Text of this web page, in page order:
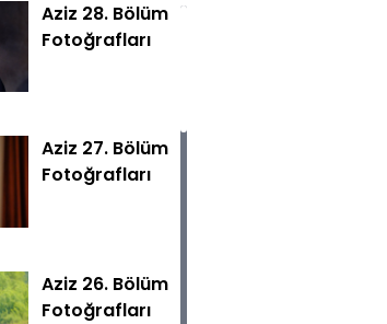
Aziz 28. Bölüm
Fotoğrafları
Aziz 27. Bölüm
Fotoğrafları
Aziz 26. Bölüm
Fotoğrafları